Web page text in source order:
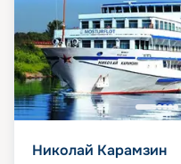
Николай Карамзин